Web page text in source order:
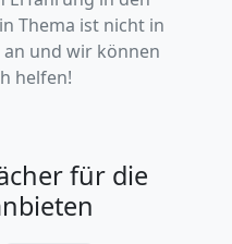
Thema ist nicht in
an und wir können
helfen!
für die